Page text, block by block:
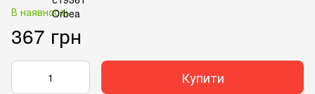
В наявності
367 грн
Купити